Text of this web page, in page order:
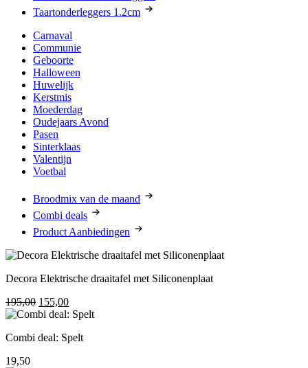
Taartonderleggers 1.2cm
Carnaval
Communie
Geboorte
Halloween
Huwelijk
Kerstmis
Moederdag
Oudejaars Avond
Pasen
Sinterklaas
Valentijn
Voetbal
Broodmix van de maand
Combi deals
Product Aanbiedingen
Decora Elektrische draaitafel met Siliconenplaat
195,00 Oorspronkelijke
prijs
195,00.
155,00Huidige
prijs
155,00.
Combi deal: Spelt
19,50